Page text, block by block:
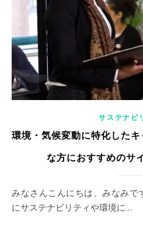
サステナビ
環境・気候変動に特化した
な方におすすめのサ
みなさんこんにちは、みなみです。 私も現在は幸いなこと
にサステナビリティや環境に…